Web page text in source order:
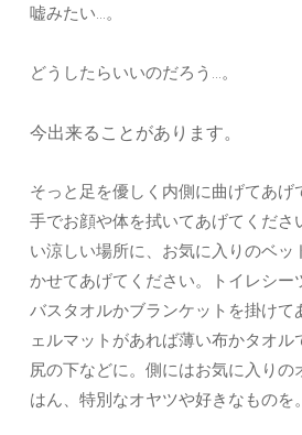
嘘みたい…。
どうしたらいいのだろう…。
今出来ることがあります。
そっと足を優しく内側に曲げてあ
手でお顔や体を拭いてあげてくださ
い涼しい場所に、お気に入りのベッ
かせてあげてください。トイレシー
バスタオルかブランケットを掛けて
ェルマットがあれば薄い布かタオル
尻の下などに。側にはお気に入り
はん、特別なオヤツや好きなものを。